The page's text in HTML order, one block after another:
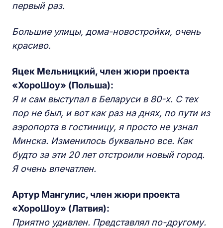
первый раз.
Большие улицы, дома-новостройки, очень
красиво.
Яцек Мельницкий, член жюри проекта
«ХороШоу» (Польша):
Я и сам выступал в Беларуси в 80-х. С тех
пор не был, и вот как раз на днях, по пути из
аэропорта в гостиницу, я просто не узнал
Минска. Изменилось буквально все. Как
будто за эти 20 лет отстроили новый город.
Я очень впечатлен.
Артур Мангулис, член жюри проекта
«ХороШоу» (Латвия):
Приятно удивлен. Представлял по-другому.